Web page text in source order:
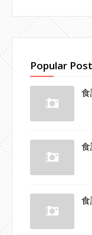
Popular
食
食